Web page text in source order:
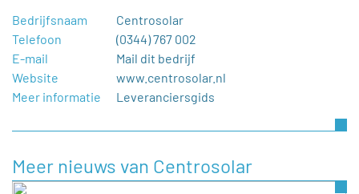
Bedrijfsnaam
Centrosolar
Telefoon
(0344) 767 002
E-mail
Mail dit bedrijf
Website
www.centrosolar.nl
Meer informatie
Leveranciersgids
Meer nieuws van Centrosolar